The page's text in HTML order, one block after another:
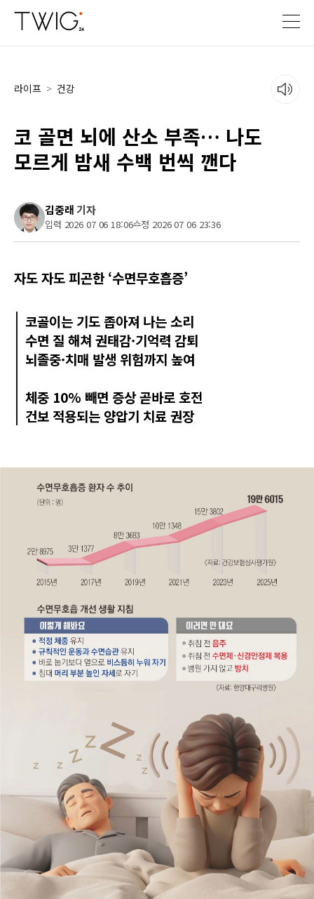
라이프 > 건강
코 골면 뇌에 산소 부족… 나도
모르게 밤새 수백 번씩 깬다
김중래기자
입력 2026 07 06 18:06수정 2026 07 06 23:36
자도 자도 피곤한 ‘수면무호흡증’
코골이는 기도 좁아져 나는 소리
수면 질 해쳐 권태감·기억력 감퇴
뇌졸중·치매 발생 위험까지 높여
체중 10% 빼면 증상 곧바로 호전
건보 적용되는 양압기 치료 권장